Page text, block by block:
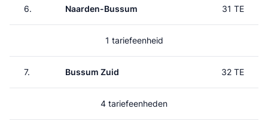
6. Naarden-Bussum 31 TE
1 tariefeenheid
7. Bussum Zuid 32 TE
4 tariefeenheden